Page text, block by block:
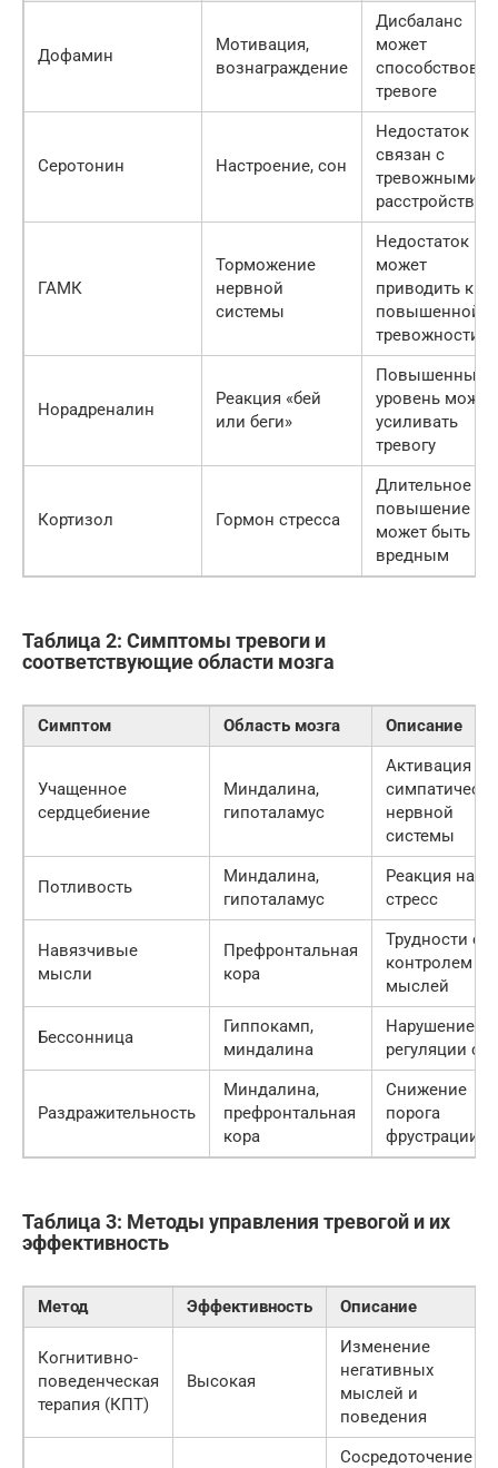
Дофамин
Мотивация,
вознаграждение
Дисбаланс
может
тревоге
Серотонин Настроение, сон
Недостаток
связан с
тревожными
ГАМК
Торможение
нервной
системы
Недостаток
может
приводить к
повышенной
тревожности
Норадреналин
Реакция «бей
или беги»
Повышенный
уровень может
усиливать
тревогу
Кортизол Гормон стресса
Длительное
повышение
может быть
вредным
Таблица 2: Симптомы тревоги и
соответствующие области мозга
Симптом Область мозга Описание
Учащенное
сердцебиение
Миндалина,
гипоталамус
Активация
нервной
системы
Потливость
Миндалина,
гипоталамус
Реакция на
стресс
Навязчивые
мысли
Префронтальная
кора
Трудности с
контролем
мыслей
Бессонница
Гиппокамп,
миндалина
Нарушение
регуляции сна
Раздражительность
Миндалина,
префронтальная
кора
Снижение
порога
фрустрации
Таблица 3: Методы управления тревогой и их
эффективность
Метод Эффективность Описание
Когнитивно-
поведенческая
терапия (КПТ)
Высокая
Изменение
негативных
мыслей и
поведения
Сосредоточение